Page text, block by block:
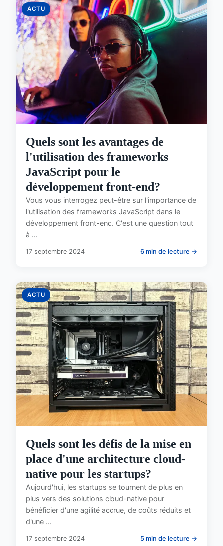
ACTU
Quels sont les avantages de
l'utilisation des frameworks
JavaScript pour le
développement front-end?
Vous vous interrogez peut-être sur l'importance de
l'utilisation des frameworks JavaScript dans le
développement front-end. C'est une question tout
à ...
17 septembre 2024 6 min de lecture →
ACTU
Quels sont les défis de la mise en
place d'une architecture cloud-
native pour les startups?
Aujourd'hui, les startups se tournent de plus en
plus vers des solutions cloud-native pour
bénéficier d'une agilité accrue, de coûts réduits et
d'une ...
17 septembre 2024 5 min de lecture →